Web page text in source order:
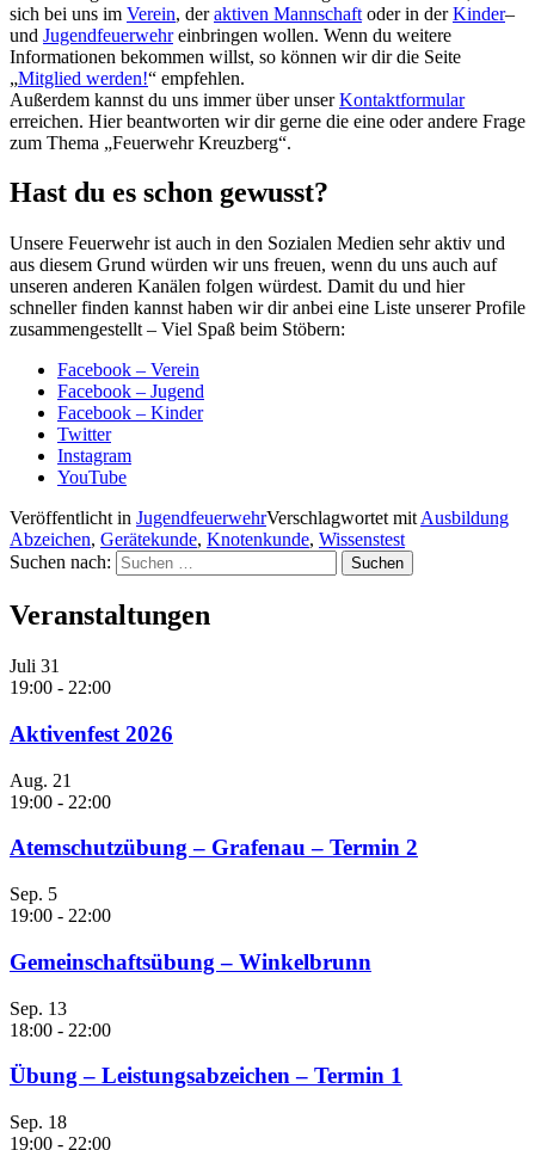
sich bei uns im Verein, deraktiven Mannschaft oder in derKinder–
und Jugendfeuerwehreinbringen wollen. Wenn du weitere
Informationen bekommen willst, so können wir dir die Seite
„Mitglied werden!“ empfehlen.
Außerdem kannst du uns immer über unserKontaktformular
erreichen. Hier beantworten wir dir gerne die eine oder andere Frage
zum Thema „Feuerwehr Kreuzberg“.
Hast du es schon gewusst?
Unsere Feuerwehr ist auch in den Sozialen Medien sehr aktiv und
aus diesem Grund würden wir uns freuen, wenn du uns auch auf
unseren anderen Kanälen folgen würdest. Damit du und hier
schneller finden kannst haben wir dir anbei eine Liste unserer Profile
zusammengestellt – Viel Spaß beim Stöbern:
Facebook – Verein
Facebook – Jugend
Facebook – Kinder
Twitter
Instagram
YouTube
Veröffentlicht in JugendfeuerwehrVerschlagwortet mit Ausbildung
Abzeichen, Gerätekunde, Knotenkunde, Wissenstest
Suchen nach:
Veranstaltungen
Juli 31
19:00 - 22:00
Aktivenfest 2026
Aug. 21
19:00 - 22:00
Atemschutzübung – Grafenau – Termin 2
Sep. 5
19:00 - 22:00
Gemeinschaftsübung – Winkelbrunn
Sep. 13
18:00 - 22:00
Übung – Leistungsabzeichen – Termin 1
Sep. 18
19:00 - 22:00